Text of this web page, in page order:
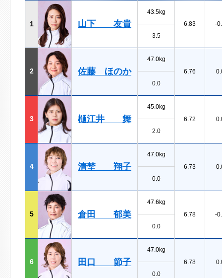
1 山下 友貴
43.5kg
6.83
-
3.5
2 佐藤 ほのか
47.0kg
6.76
0.0
3 樋江井 舞
45.0kg
6.72
2.0
4 清埜 翔子
47.0kg
6.73
0.0
5 倉田 郁美
47.6kg
6.78
-
0.0
6 田口 節子
47.0kg
6.78
0.0